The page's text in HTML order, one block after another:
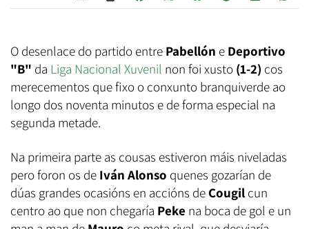
O desenlace do partido entre Pabellón e Deportivo
"B" da Liga Nacional Xuvenil non foi xusto (1-2) cos
merecementos que fixo o conxunto branquiverde ao
longo dos noventa minutos e de forma especial na
segunda metade.
Na primeira parte as cousas estiveron máis niveladas
pero foron os de Iván Alonso quenes gozarían de
dúas grandes ocasións en accións de Cougil cun
centro ao que non chegaría Peke na boca de gol e un